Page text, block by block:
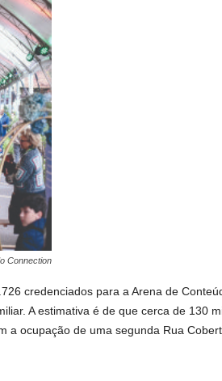
Connection
credenciados para a Arena de
A estimativa é de que cerca de 130
ocupação de uma segunda Rua